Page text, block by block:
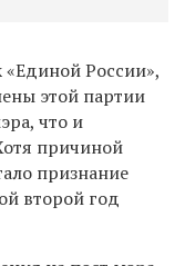
России»,
этой партии
что и
причиной
признание
второй год